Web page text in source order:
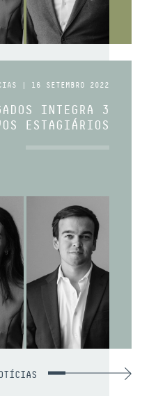
| 16 SETEMBRO 2022
INTEGRA 3
ESTAGIÁRIOS